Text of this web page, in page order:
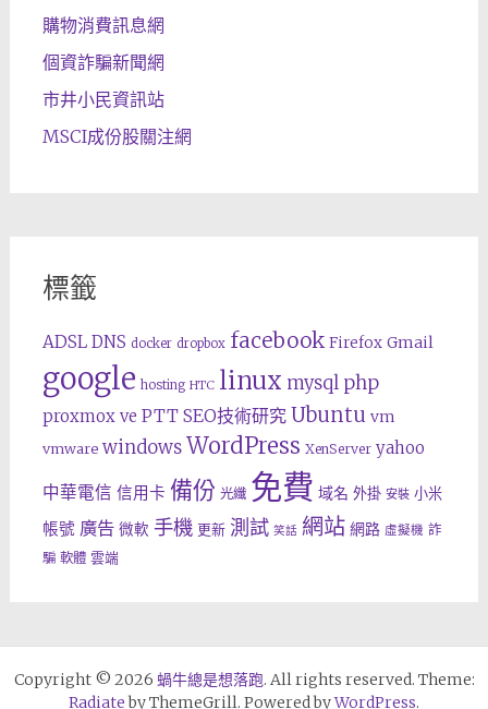
購物消費訊息網
個資詐騙新聞網
市井小民資訊站
MSCI成份股關注網
標籤
ADSL DNS docker dropbox facebook Firefox Gmail
google hosting HTC linux mysql php
proxmox ve PTT SEO技術研究 Ubuntu vm
vmware windows WordPress XenServer yahoo
中華電信 信用卡 備份 光纖 免費 域名 外掛 安裝 小米
帳號 廣告 微軟 手機 更新 測試 笑話 網站 網路 虛擬機 詐
騙 軟體 雲端
Copyright © 2026 蝸牛總是想落跑. All rights reserved. Theme:
Radiateby ThemeGrill. Powered byWordPress.